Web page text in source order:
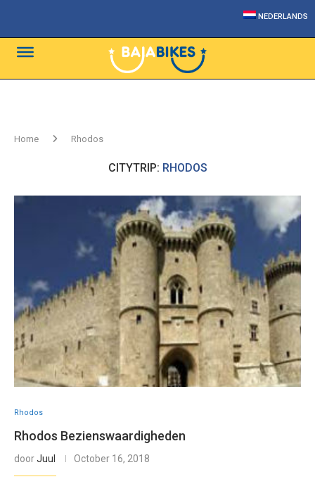
NEDERLANDS
Home Rhodos
CITYTRIP: RHODOS
Rhodos
Rhodos Bezienswaardigheden
doorJuul October 16, 2018